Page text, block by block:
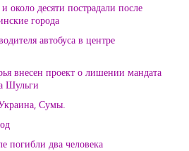
около десяти пострадали после
города
автобуса в центре
внесен проект о лишении мандата
Шульги
Сумы.
погибли два человека